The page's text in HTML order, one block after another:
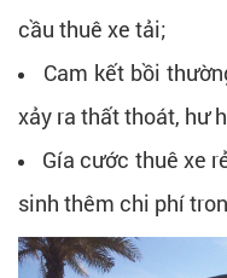
cầu thuê xe tải;
Cam kết bồi
xảy ra thất thoát, hư
Gía cước thuê xe
sinh thêm chi phí